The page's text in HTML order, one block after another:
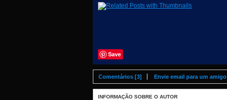
Save
Comentários [3] Envie email para um amigo
INFORMAÇÃO SOBRE O AUTOR